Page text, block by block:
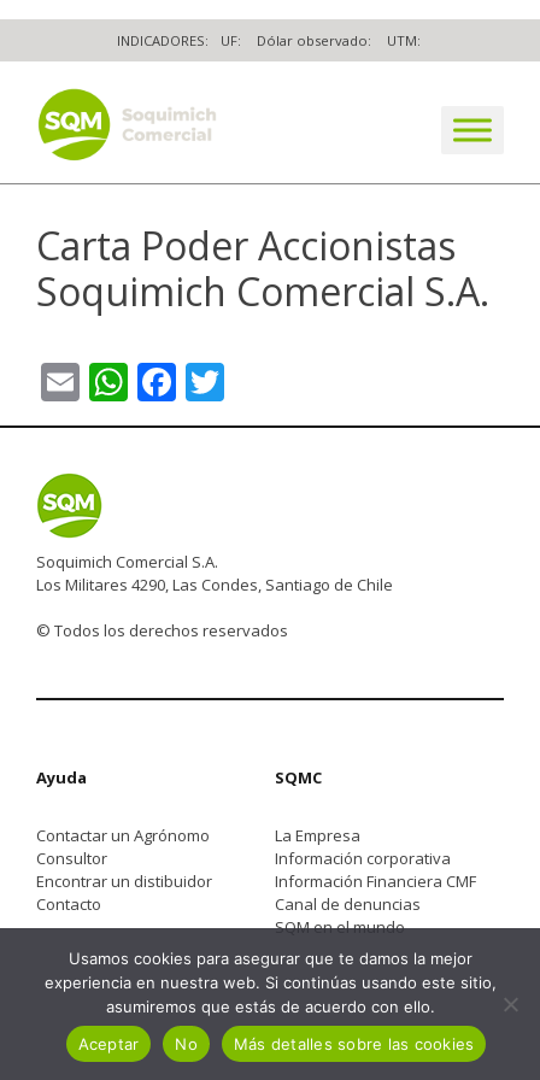
to
content
INDICADORES: UF: Dólar observado: UTM:
The worldwide business formula
Carta Poder Accionistas
Soquimich Comercial S.A.
EmailWhatsApp
Facebook
Soquimich Comercial S.A.
Los Militares 4290, Las Condes, Santiago de Chile
© Todos los derechos reservados
Ayuda
Contactar un Agrónomo
Consultor
Encontrar un distibuidor
Contacto
SQMC
La Empresa
Información corporativa
Información Financiera CMF
Canal de denuncias
SQM en el mundo
Usamos cookies para asegurar que te damos la mejor
experiencia en nuestra web. Si continúas usando este sitio,
asumiremos que estás de acuerdo con ello.
Aceptar
No Más detalles sobre las cookies